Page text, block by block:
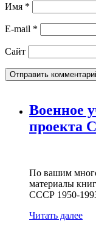
Имя *
E-mail *
Сайт
Военное
проекта
По вашим
материалы
СССР 1950-
Читать далее